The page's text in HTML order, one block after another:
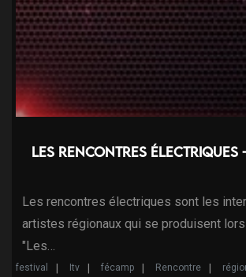
Les Rencontres électriques
Les rencontres électriques sont les
artistes régionaux qui se produisent
"Les…
festival Itv fécamp Rencontre